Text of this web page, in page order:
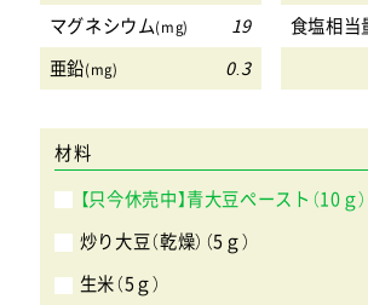
マグネシウム(mg) 19 食塩相当
亜鉛(mg) 0.3
材料
【只今休売中】青大豆ペースト（10ｇ）
炒り大豆（乾燥）（5ｇ）
生米（5ｇ）